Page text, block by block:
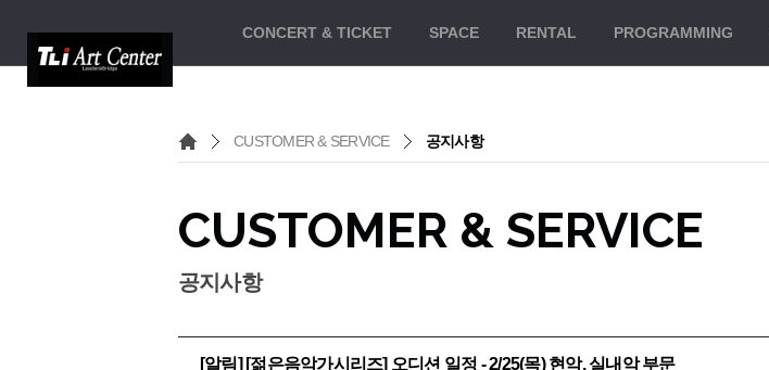
CONCERT & TICKET SPACE RENTAL PROGRAMMING
CUSTOMER & SERVICE 공지사항
CUSTOMER & SERVICE
공지사항
[알림] [젊은음악가시리즈] 오디션 일정 - 2/25(목) 현악, 실내악 부문